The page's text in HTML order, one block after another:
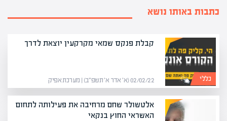
כתבות באותו נושא
כללי
קבלת פנקס שמאי מקרקעין יוצאת לדרך
02/02/22 (א׳ אדר א׳ תשפ״ב) | מערכת אפיק
אלטשולר שחם מרחיבה את פעילותה לתחום
האשראי החוץ בנקאי